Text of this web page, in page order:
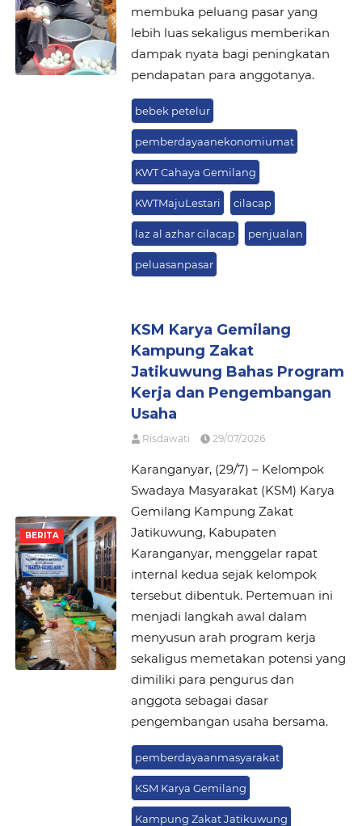
membuka peluang pasar yang
lebih luas sekaligus memberikan
dampak nyata bagi peningkatan
pendapatan para anggotanya.
bebek petelur
pemberdayaanekonomiumat
KWT Cahaya Gemilang
KWTMajuLestari cilacap
laz al azhar cilacap penjualan
peluasanpasar
BERITA
KSM Karya Gemilang
Kampung Zakat
Jatikuwung Bahas Program
Kerja dan Pengembangan
Usaha
Risdawati 29/07/2026
Karanganyar, (29/7) – Kelompok
Swadaya Masyarakat (KSM) Karya
Gemilang Kampung Zakat
Jatikuwung, Kabupaten
Karanganyar, menggelar rapat
internal kedua sejak kelompok
tersebut dibentuk. Pertemuan ini
menjadi langkah awal dalam
menyusun arah program kerja
sekaligus memetakan potensi yang
dimiliki para pengurus dan
anggota sebagai dasar
pengembangan usaha bersama.
pemberdayaanmasyarakat
KSM Karya Gemilang
Kampung Zakat Jatikuwung